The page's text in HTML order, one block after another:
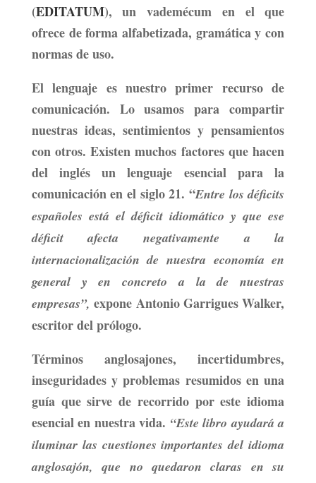
(EDITATUM), un vademécum en el que
ofrece de forma alfabetizada, gramática y con
normas de uso.
El lenguaje es nuestro primer recurso de
comunicación. Lo usamos para compartir
nuestras ideas, sentimientos y pensamientos
con otros. Existen muchos factores que hacen
del inglés un lenguaje esencial para la
comunicación en el siglo 21. “Entre los déficits
españoles está el déficit idiomático y que ese
déficit afecta negativamente a la
internacionalización de nuestra economía en
general y en concreto a la de nuestras
empresas”,expone Antonio Garrigues Walker,
escritor del prólogo.
Términos anglosajones, incertidumbres,
inseguridades y problemas resumidos en una
guía que sirve de recorrido por este idioma
esencial en nuestra vida. “Este libro ayudará a
iluminar las cuestiones importantes del idioma
anglosajón, que no quedaron claras en su